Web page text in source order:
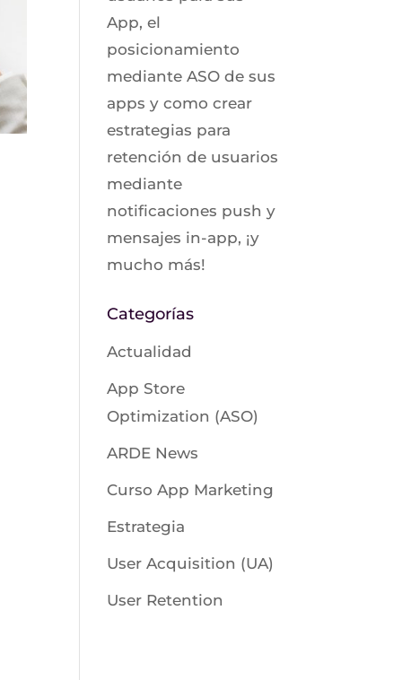
App, el
posicionamiento
mediante ASO de sus
apps y como crear
estrategias para
retención de usuarios
mediante
notificaciones push y
mensajes in-app, ¡y
mucho más!
Categorías
Actualidad
App Store
Optimization (ASO)
ARDE News
Curso App Marketing
Estrategia
User Acquisition (UA)
User Retention